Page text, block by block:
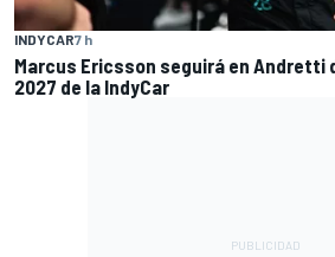
INDYCAR7 h
Marcus Ericsson seguirá en Andretti
2027 de la IndyCar